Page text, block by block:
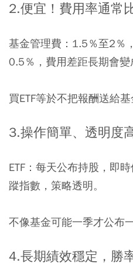
2.便宜！費用率通常
基金管理費：1.5％至2％
0.5％，費用差距長期會變
買ETF等於不把報酬送給基
3.操作簡單、透明度
ETF：每天公布持股，即
蹤指數，策略透明。
不像基金可能一季才公布
4.長期績效穩定，勝